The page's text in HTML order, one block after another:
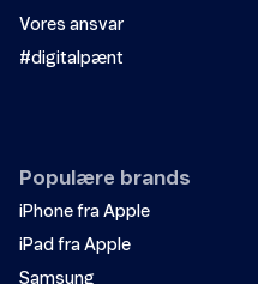
Vores ansvar
#digitalpænt
Populære brands
iPhone fra Apple
iPad fra Apple
Samsung